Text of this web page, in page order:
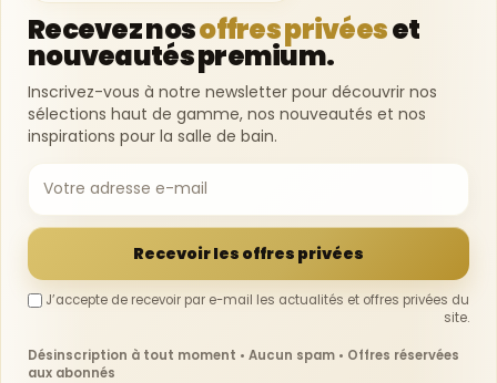
Recevez nosoffres privéeset
nouveautés premium.
Inscrivez-vous à notre newsletter pour découvrir nos
sélections haut de gamme, nos nouveautés et nos
inspirations pour la salle de bain.
Recevoir les offres privées
J’accepte de recevoir par e-mail les actualités et offres privées du
site.
Désinscription à tout moment • Aucun spam • Offres réservées
aux abonnés